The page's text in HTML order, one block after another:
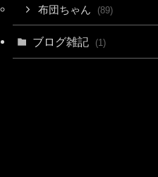
布団ちゃん (89)
ブログ雑記 (1)